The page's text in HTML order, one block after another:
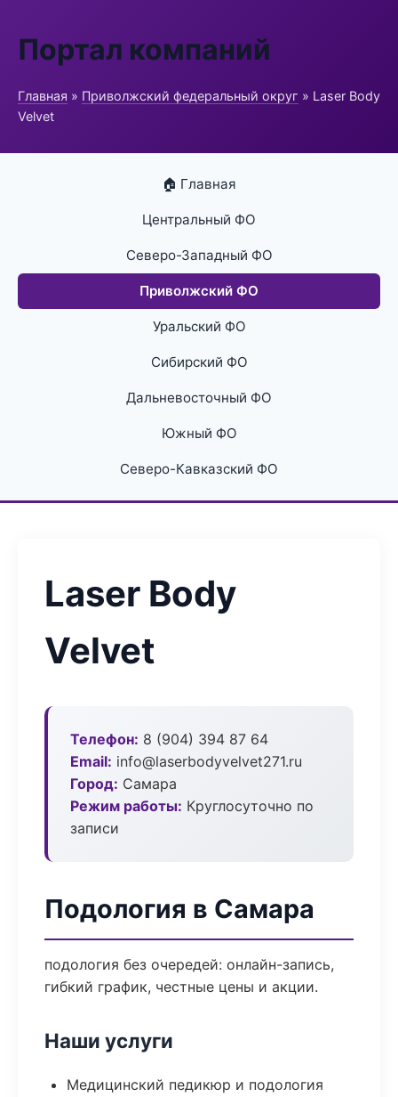
Портал компаний
Главная » Приволжский федеральный округ » Laser Body
Velvet
🏠 Главная
Центральный ФО
Северо-Западный ФО
Приволжский ФО
Уральский ФО
Сибирский ФО
Дальневосточный ФО
Южный ФО
Северо-Кавказский ФО
Laser Body
Velvet
Телефон: 8 (904) 394 87 64
Email: info@laserbodyvelvet271.ru
Город: Самара
Режим работы: Круглосуточно по
записи
Подология в Самара
подология без очередей: онлайн-запись,
гибкий график, честные цены и акции.
Наши услуги
Медицинский педикюр и подология